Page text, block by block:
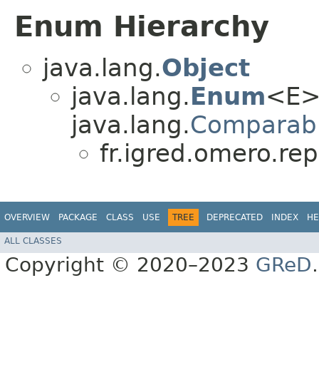
Enum Hierarchy
java.lang.Object
java.lang.Enum
java.lang.
OVERVIEW PACKAGE CLASS USE TREE DEPRECATED INDEX
ALL CLASSES
Copyright © 2020–2023 GReD